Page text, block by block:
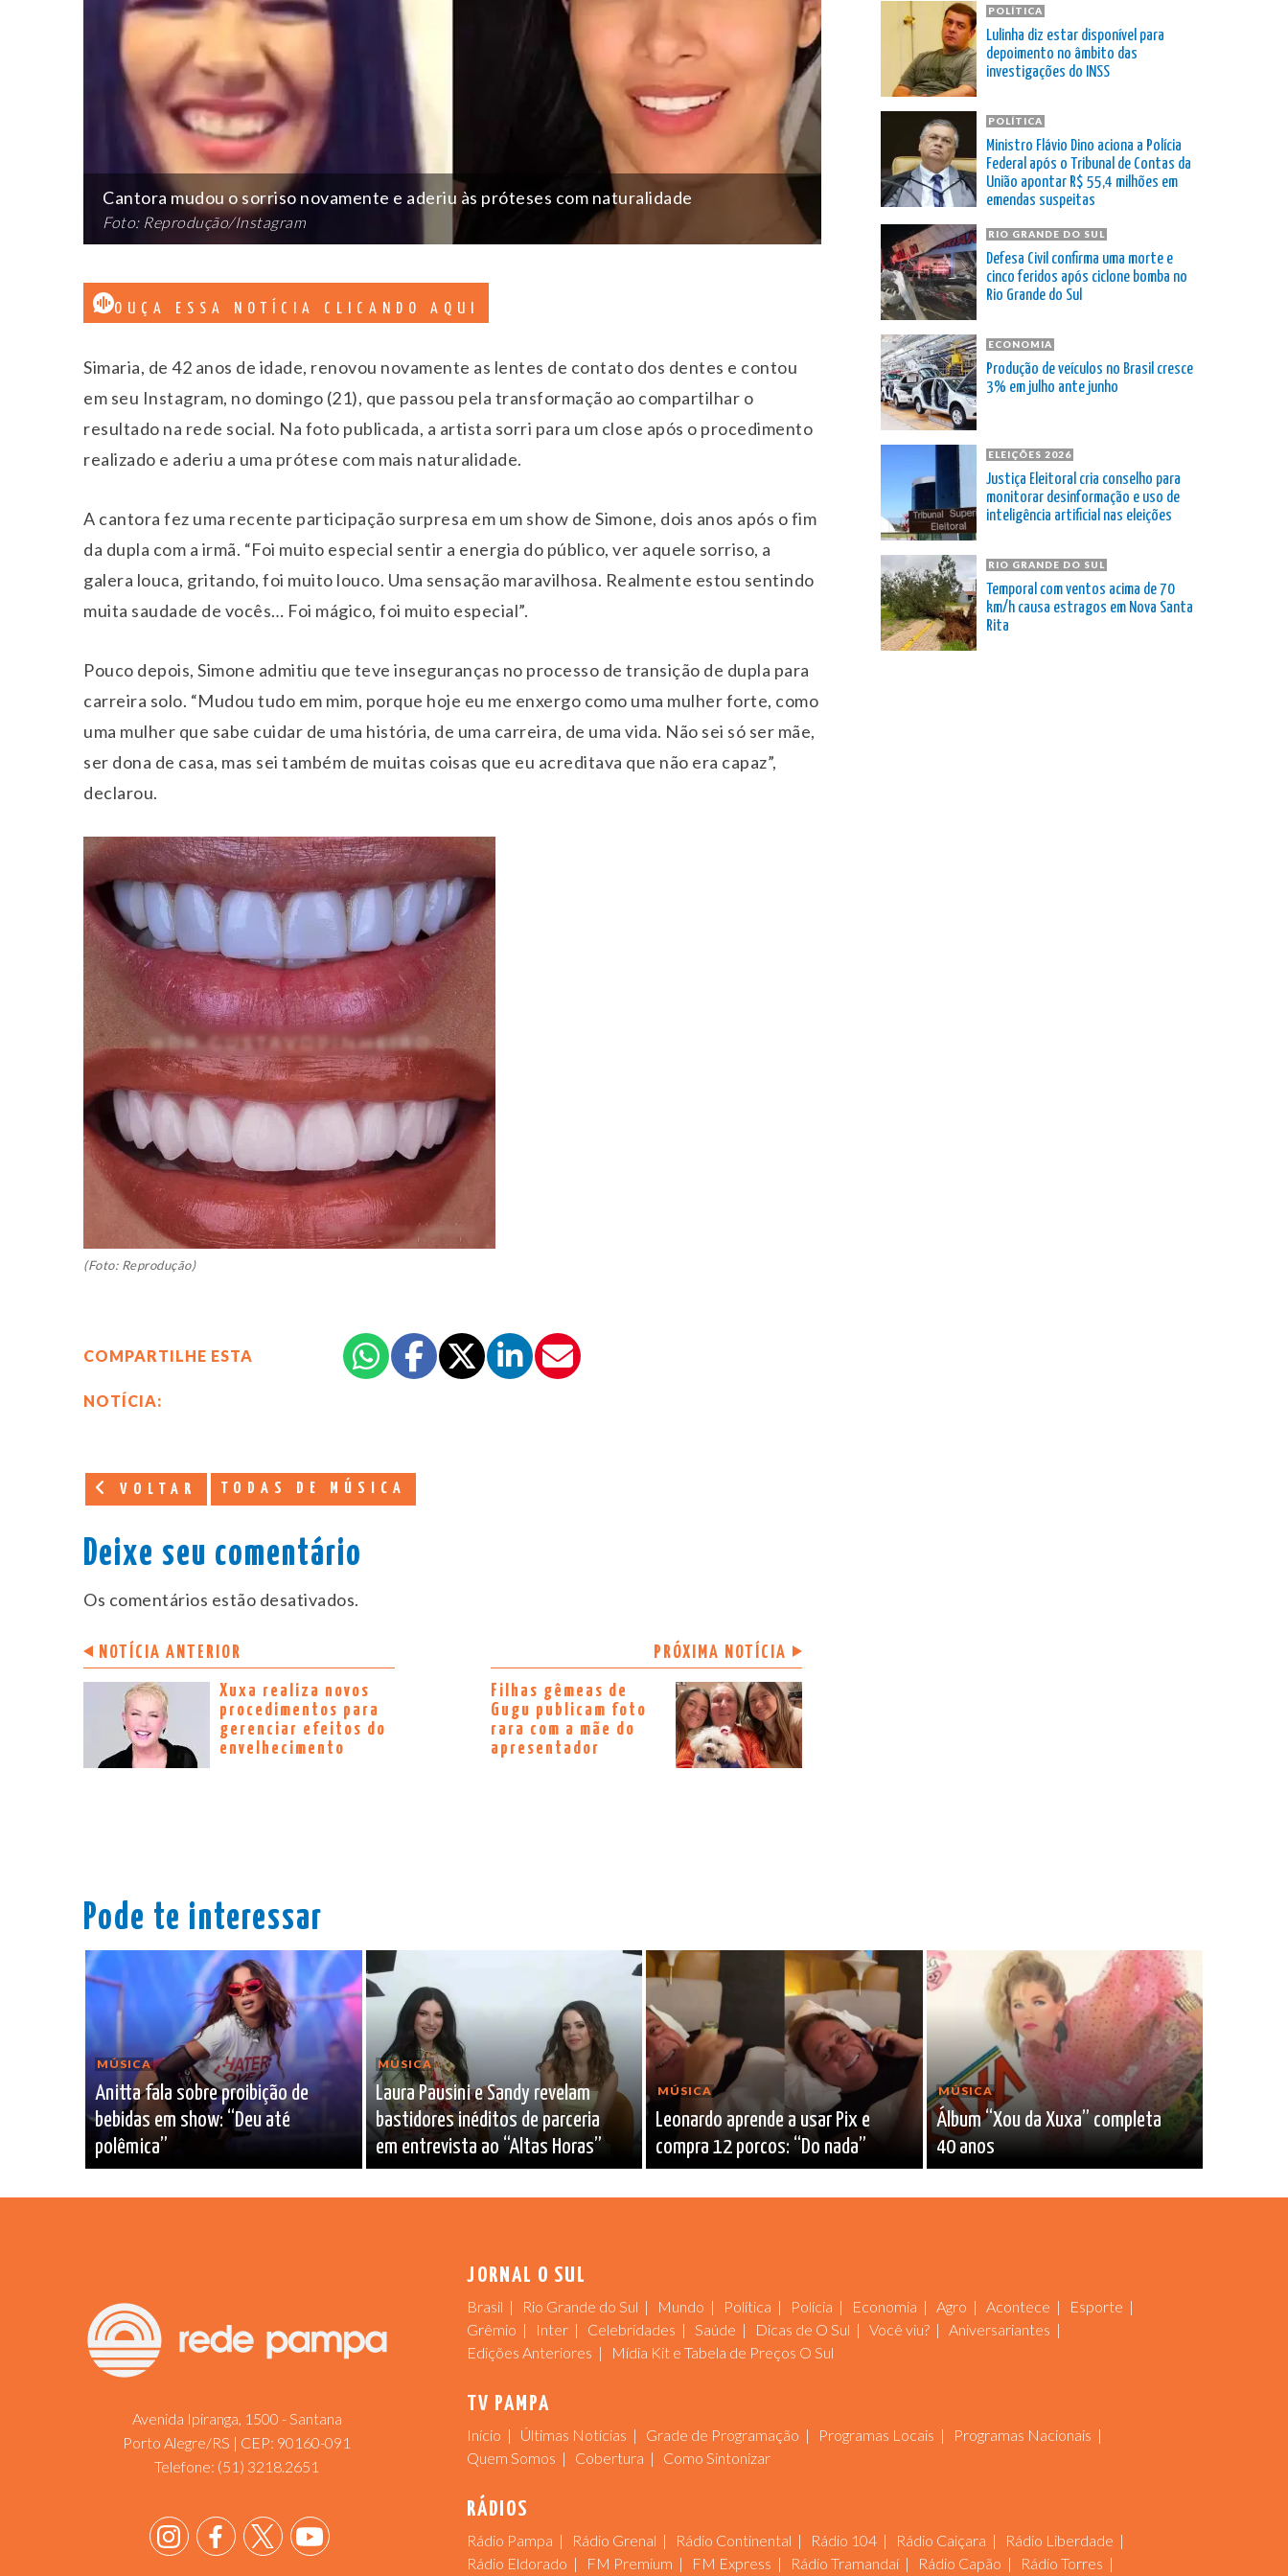
Cantora mudou o sorriso novamente e aderiu às próteses com naturalidade
Foto: Reprodução/Instagram
OUÇA ESSA NOTÍCIA CLICANDO AQUI
Simaria, de 42 anos de idade, renovou novamente as lentes de contato dos dentes e contou
em seu Instagram, no domingo (21), que passou pela transformação ao compartilhar o
resultado na rede social. Na foto publicada, a artista sorri para um close após o procedimento
realizado e aderiu a uma prótese com mais naturalidade.
A cantora fez uma recente participação surpresa em um show de Simone, dois anos após o fim
da dupla com a irmã. “Foi muito especial sentir a energia do público, ver aquele sorriso, a
galera louca, gritando, foi muito louco. Uma sensação maravilhosa. Realmente estou sentindo
muita saudade de vocês… Foi mágico, foi muito especial”.
Pouco depois, Simone admitiu que teve inseguranças no processo de transição de dupla para
carreira solo. “Mudou tudo em mim, porque hoje eu me enxergo como uma mulher forte, como
uma mulher que sabe cuidar de uma história, de uma carreira, de uma vida. Não sei só ser mãe,
ser dona de casa, mas sei também de muitas coisas que eu acreditava que não era capaz”,
declarou.
(Foto: Reprodução)
COMPARTILHE ESTA
NOTÍCIA:
VOLTAR TODAS DE MÚSICA
Deixe seu comentário
Os comentários estão desativados.
NOTÍCIA ANTERIOR
Xuxa realiza novos
procedimentos para
gerenciar efeitos do
envelhecimento
PRÓXIMA NOTÍCIA
Filhas gêmeas de
Gugu publicam foto
rara com a mãe do
apresentador
POLÍTICA
Lulinha diz estar disponível para
depoimento no âmbito das
investigações do INSS
POLÍTICA
Ministro Flávio Dino aciona a Polícia
Federal após o Tribunal de Contas da
União apontar R$ 55,4 milhões em
emendas suspeitas
RIO GRANDE DO SUL
Defesa Civil confirma uma morte e
cinco feridos após ciclone bomba no
Rio Grande do Sul
ECONOMIA
Produção de veículos no Brasil cresce
3% em julho ante junho
ELEIÇÕES 2026
Justiça Eleitoral cria conselho para
monitorar desinformação e uso de
inteligência artificial nas eleições
RIO GRANDE DO SUL
Temporal com ventos acima de 70
km/h causa estragos em Nova Santa
Rita
Pode te interessar
MÚSICA
Anitta fala sobre proibição de
bebidas em show: “Deu até
polêmica”
MÚSICA
Laura Pausini e Sandy revelam
bastidores inéditos de parceria
em entrevista ao “Altas Horas”
MÚSICA
Leonardo aprende a usar Pix e
compra 12 porcos: “Do nada”
MÚSICA
Álbum “Xou da Xuxa” completa
40 anos
Avenida Ipiranga, 1500 - Santana
Porto Alegre/RS | CEP: 90160-091
Telefone: (51) 3218.2651
JORNAL O SUL
Brasil Rio Grande do Sul Mundo Política Polícia Economia Agro Acontece
Esporte
Grêmio
Inter Celebridades Saúde Dicas de O Sul Você viu?
Aniversariantes
Edições Anteriores
Mídia Kit e Tabela de Preços O Sul
TV PAMPA
Início Últimas Notícias Grade de Programação Programas Locais
Programas Nacionais
Quem Somos
Cobertura Como Sintonizar
RÁDIOS
Rádio Pampa Rádio Grenal Rádio Continental Rádio 104 Rádio Caiçara
Rádio Liberdade
Rádio Eldorado
FM Premium FM Express Rádio Tramandaí Rádio Capão Rádio Torres